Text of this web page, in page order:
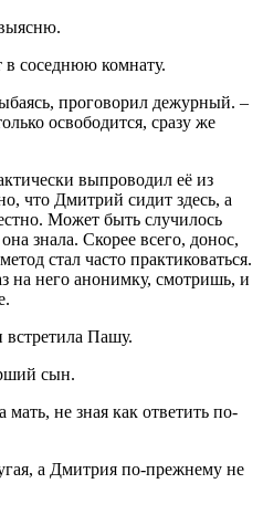
в соседнюю комнату.
проговорил дежурный. –
освободится, сразу же
выпроводил её из
что Дмитрий сидит здесь, а
Может быть случилось
знала. Скорее всего, донос,
стал часто практиковаться.
на него анонимку, смотришь, и
встретила Пашу.
сын.
не зная как ответить по-
а Дмитрия по-прежнему не